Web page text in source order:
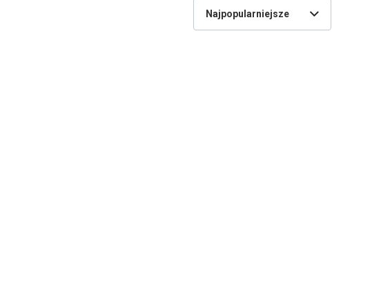
Najpopularniejsze